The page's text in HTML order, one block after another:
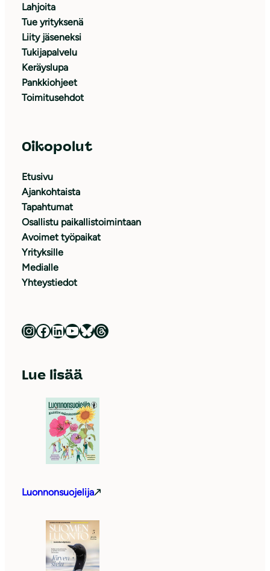
Lahjoita
Tue yrityksenä
Liity jäseneksi
Tukijapalvelu
Keräyslupa
Pankkiohjeet
Toimitusehdot
Oikopolut
Etusivu
Ajankohtaista
Tapahtumat
Osallistu paikallistoimintaan
Avoimet työpaikat
Yrityksille
Medialle
Yhteystiedot
Luonnonsuojeluliitto Instagramissa Luonnonsuojeluliitto Facebookissa Luonnonsuojeluliitto LinkedInissä Luonnonsuojeluliiton YouTube-kanava Luonnonsuojeluliitto Blueskyssa Luonnonsuojeluliitto Threadsissa
Lue lisää
Luonnonsuojelija